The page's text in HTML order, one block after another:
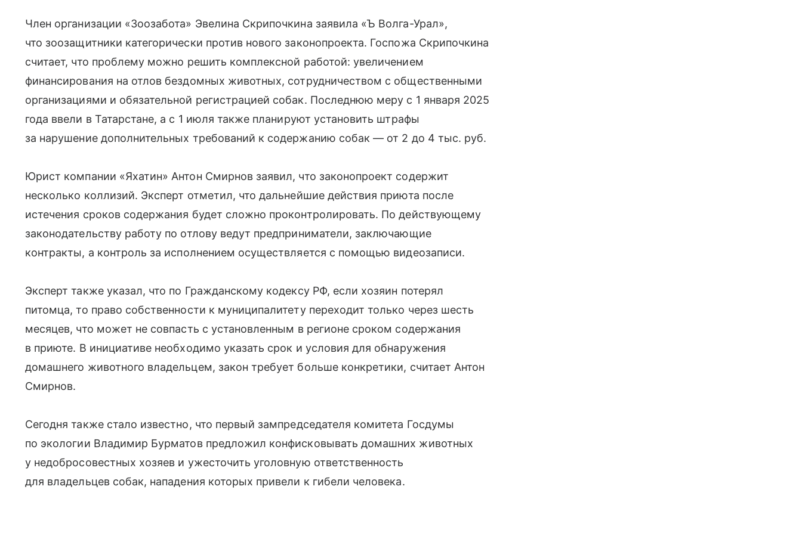
Член организации «Зоозабота» Эвелина Скрипочкина заявила «Ъ Волга-Урал»,
что зоозащитники категорически против нового законопроекта. Госпожа Скрипочкина
считает, что проблему можно решить комплексной работой: увеличением
финансирования на отлов бездомных животных, сотрудничеством с общественными
организациями и обязательной регистрацией собак. Последнюю меру с 1 января 2025
года ввели в Татарстане, а с 1 июля также планируют установить штрафы
за нарушение дополнительных требований к содержанию собак — от 2 до 4 тыс. руб.
Юрист компании «Яхатин» Антон Смирнов заявил, что законопроект содержит
несколько коллизий. Эксперт отметил, что дальнейшие действия приюта после
истечения сроков содержания будет сложно проконтролировать. По действующему
законодательству работу по отлову ведут предприниматели, заключающие
контракты, а контроль за исполнением осуществляется с помощью видеозаписи.
Эксперт также указал, что по Гражданскому кодексу РФ, если хозяин потерял
питомца, то право собственности к муниципалитету переходит только через шесть
месяцев, что может не совпасть с установленным в регионе сроком содержания
в приюте. В инициативе необходимо указать срок и условия для обнаружения
домашнего животного владельцем, закон требует больше конкретики, считает Антон
Смирнов.
Сегодня также стало известно, что первый зампредседателя комитета Госдумы
по экологии Владимир Бурматов предложил конфисковывать домашних животных
у недобросовестных хозяев и ужесточить уголовную ответственность
для владельцев собак, нападения которых привели к гибели человека.